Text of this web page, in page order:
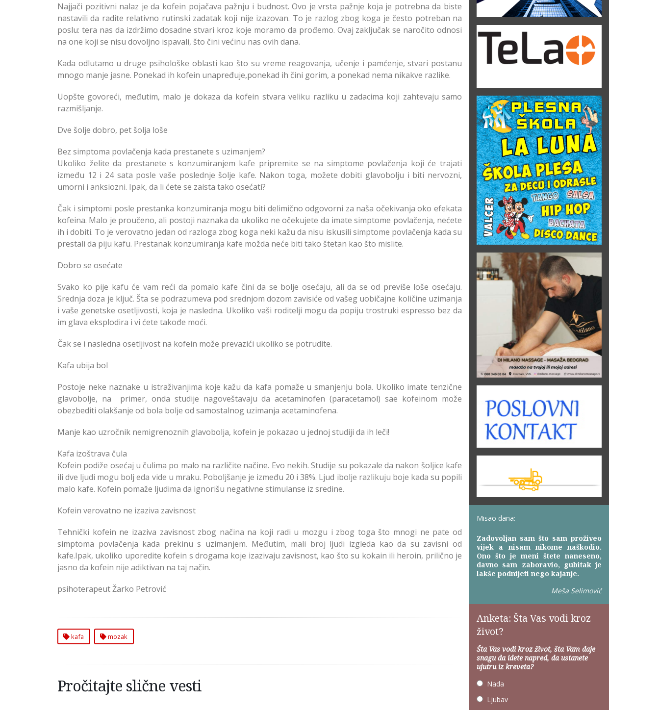
Najjači pozitivni nalaz je da kofein pojačava pažnju i budnost. Ovo je vrsta pažnje koja je potrebna da biste
nastavili da radite relativno rutinski zadatak koji nije izazovan. To je razlog zbog koga je često potreban na
poslu: tera nas da izdržimo dosadne stvari kroz koje moramo da prođemo. Ovaj zaključak se naročito odnosi
na one koji se nisu dovoljno ispavali, što čini većinu nas ovih dana.
Kada odlutamo u druge psihološke oblasti kao što su vreme reagovanja, učenje i pamćenje, stvari postanu
mnogo manje jasne. Ponekad ih kofein unapređuje,ponekad ih čini gorim, a ponekad nema nikakve razlike.
Uopšte govoreći, međutim, malo je dokaza da kofein stvara veliku razliku u zadacima koji zahtevaju samo
razmišljanje.
Dve šolje dobro, pet šolja loše
Bez simptoma povlačenja kada prestanete s uzimanjem?
Ukoliko želite da prestanete s konzumiranjem kafe pripremite se na simptome povlačenja koji će trajati
između 12 i 24 sata posle vaše poslednje šolje kafe. Nakon toga, možete dobiti glavobolju i biti nervozni,
umorni i anksiozni. Ipak, da li ćete se zaista tako osećati?
Čak i simptomi posle prestanka konzumiranja mogu biti delimično odgovorni za naša očekivanja oko efekata
kofeina. Malo je proučeno, ali postoji naznaka da ukoliko ne očekujete da imate simptome povlačenja, nećete
ih i dobiti. To je verovatno jedan od razloga zbog koga neki kažu da nisu iskusili simptome povlačenja kada su
prestali da piju kafu. Prestanak konzumiranja kafe možda neće biti tako štetan kao što mislite.
Dobro se osećate
Svako ko pije kafu će vam reći da pomalo kafe čini da se bolje osećaju, ali da se od previše loše osećaju.
Srednja doza je ključ. Šta se podrazumeva pod srednjom dozom zavisiće od vašeg uobičajne količine uzimanja
i vaše genetske osetljivosti, koja je nasledna. Ukoliko vaši roditelji mogu da popiju trostruki espresso bez da
im glava eksplodira i vi ćete takođe moći.
Čak se i nasledna osetljivost na kofein može prevazići ukoliko se potrudite.
Kafa ubija bol
Postoje neke naznake u istraživanjima koje kažu da kafa pomaže u smanjenju bola. Ukoliko imate tenzične
glavobolje, na primer, onda studije nagoveštavaju da acetaminofen (paracetamol) sae kofeinom može
obezbediti olakšanje od bola bolje od samostalnog uzimanja acetaminofena.
Manje kao uzročnik nemigrenoznih glavobolja, kofein je pokazao u jednoj studiji da ih leči!
Kafa izoštrava čula
Kofein podiže osećaj u čulima po malo na različite načine. Evo nekih. Studije su pokazale da nakon šoljice kafe
ili dve ljudi mogu bolj eda vide u mraku. Poboljšanje je između 20 i 38%. Ljud ibolje razlikuju boje kada su popili
malo kafe. Kofein pomaže ljudima da ignorišu negativne stimulanse iz sredine.
Kofein verovatno ne izaziva zavisnost
Tehnički kofein ne izaziva zavisnost zbog načina na koji radi u mozgu i zbog toga što mnogi ne pate od
simptoma povlačenja kada prekinu s uzimanjem. Međutim, mali broj ljudi izgleda kao da su zavisni od
kafe.Ipak, ukoliko uporedite kofein s drogama koje izazivaju zavisnost, kao što su kokain ili heroin, prilično je
jasno da kofein nije adiktivan na taj način.
psihoterapeut Žarko Petrović
kafa mozak
Pročitajte slične vesti
Misao dana:
Zadovoljan sam što sam proživeo
vijek a nisam nikome naškodio.
Ono što je meni štete naneseno,
davno sam zaboravio, gubitak je
lakše podnijeti nego kajanje.
Meša Selimović
Anketa: Šta Vas vodi kroz
život?
Šta Vas vodi kroz život, šta Vam daje
snagu da idete napred, da ustanete
ujutru iz kreveta?
Nada
Ljubav